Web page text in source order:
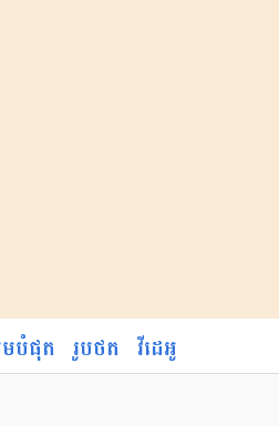
បំផុត រូបថត វីដេអូ